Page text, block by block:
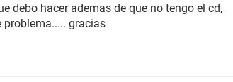
debo hacer ademas de que no tengo el cd,
gracias